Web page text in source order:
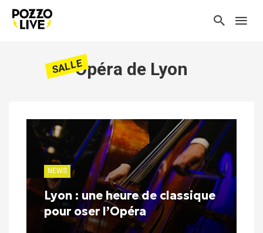
SALLEOpéra de Lyon
NEWS
Lyon : une heure de classique
pour oser l’Opéra